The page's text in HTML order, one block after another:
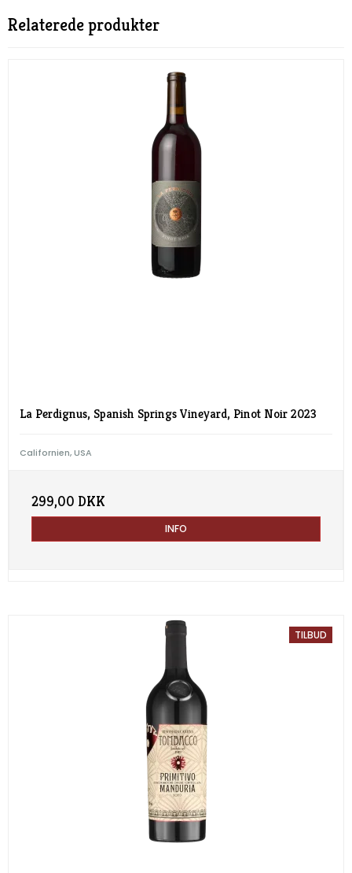
Relaterede produkter
La Perdignus, Spanish Springs Vineyard, Pinot Noir 2023
Californien, USA
299,00 DKK
INFO
TILBUD